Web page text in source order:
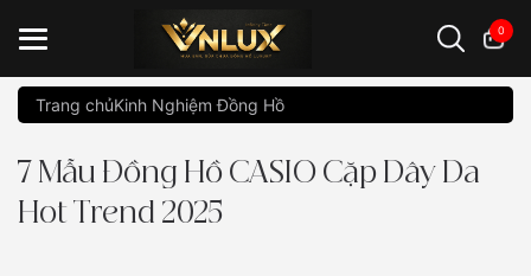
0
Đồng hồ casio đồng hồ G-Shock đồng hồ Orient
Trang chủKinh Nghiệm Đồng Hồ
7 Mẫu Đồng Hồ CASIO Cặp Dây Da
Hot Trend 2025